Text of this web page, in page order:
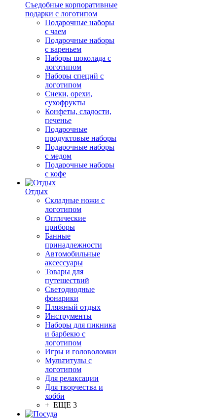
Съедобные корпоративные
подарки с логотипом
Подарочные наборы
с чаем
Подарочные наборы
с вареньем
Наборы шоколада с
логотипом
Наборы специй с
логотипом
Снеки, орехи,
сухофрукты
Конфеты, сладости,
печенье
Подарочные
продуктовые наборы
Подарочные наборы
с медом
Подарочные наборы
с кофе
Отдых
Складные ножи с
логотипом
Оптические
приборы
Банные
принадлежности
Автомобильные
аксессуары
Товары для
путешествий
Светодиодные
фонарики
Пляжный отдых
Инструменты
Наборы для пикника
и барбекю с
логотипом
Игры и головоломки
Мультитулы с
логотипом
Для релаксации
Для творчества и
хобби
+ ЕЩЕ 3